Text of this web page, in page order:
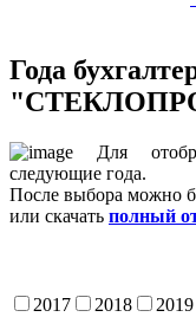
Года
Для
следующие года.
После выбора можно
или скачать полный
2017 2018 2019